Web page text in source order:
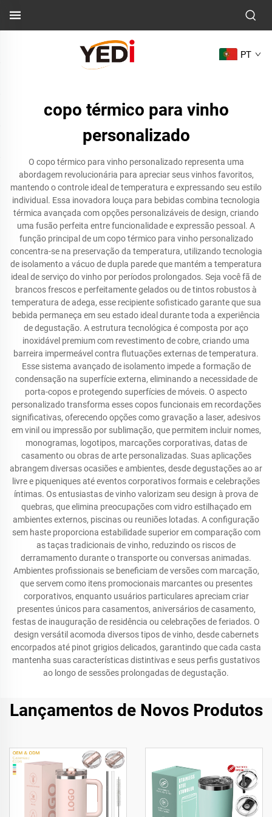
PT
copo térmico para vinho
personalizado
O copo térmico para vinho personalizado representa uma
abordagem revolucionária para apreciar seus vinhos favoritos,
mantendo o controle ideal de temperatura e expressando seu estilo
individual. Essa inovadora louça para bebidas combina tecnologia
térmica avançada com opções personalizáveis de design, criando
uma fusão perfeita entre funcionalidade e expressão pessoal. A
função principal de um copo térmico para vinho personalizado
concentra-se na preservação da temperatura, utilizando tecnologia
de isolamento a vácuo de dupla parede que mantém a temperatura
ideal de serviço do vinho por períodos prolongados. Seja você fã de
brancos frescos e perfeitamente gelados ou de tintos robustos à
temperatura de adega, esse recipiente sofisticado garante que sua
bebida permaneça em seu estado ideal durante toda a experiência
de degustação. A estrutura tecnológica é composta por aço
inoxidável premium com revestimento de cobre, criando uma
barreira impermeável contra flutuações externas de temperatura.
Esse sistema avançado de isolamento impede a formação de
condensação na superfície externa, eliminando a necessidade de
porta-copos e protegendo superfícies de móveis. O aspecto
personalizado transforma esses copos funcionais em recordações
significativas, oferecendo opções como gravação a laser, adesivos
em vinil ou impressão por sublimação, que permitem incluir nomes,
monogramas, logotipos, marcações corporativas, datas de
casamento ou obras de arte personalizadas. Suas aplicações
abrangem diversas ocasiões e ambientes, desde degustações ao ar
livre e piqueniques até eventos corporativos formais e celebrações
íntimas. Os entusiastas de vinho valorizam seu design à prova de
quebras, que elimina preocupações com vidro estilhaçado em
ambientes externos, piscinas ou reuniões lotadas. A configuração
sem haste proporciona estabilidade superior em comparação com
as taças tradicionais de vinho, reduzindo os riscos de
derramamento durante o transporte ou conversas animadas.
Ambientes profissionais se beneficiam de versões com marcação,
que servem como itens promocionais marcantes ou presentes
corporativos, enquanto usuários particulares apreciam criar
presentes únicos para casamentos, aniversários de casamento,
festas de inauguração de residência ou celebrações de feriados. O
design versátil acomoda diversos tipos de vinho, desde cabernets
encorpados até pinot grigios delicados, garantindo que cada casta
mantenha suas características distintivas e seus perfis gustativos
ao longo de sessões prolongadas de degustação.
Lançamentos de Novos Produtos